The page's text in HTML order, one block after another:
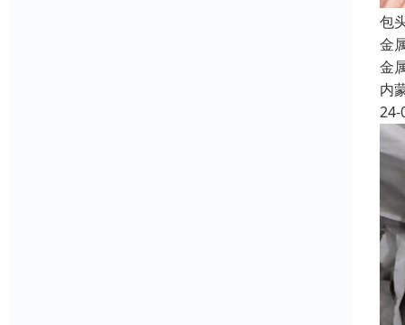
包
金
金
内
24-